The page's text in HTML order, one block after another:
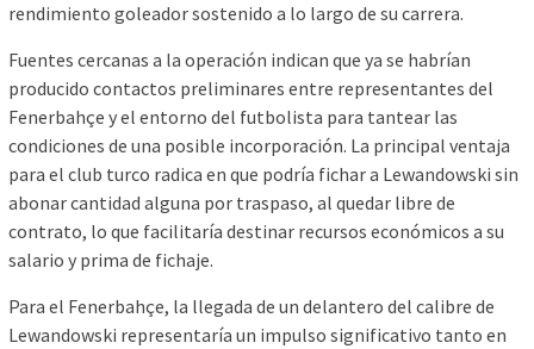
rendimiento goleador sostenido a lo largo de su carrera.
Fuentes cercanas a la operación indican que ya se habrían
producido contactos preliminares entre representantes del
Fenerbahçe y el entorno del futbolista para tantear las
condiciones de una posible incorporación. La principal ventaja
para el club turco radica en que podría fichar a Lewandowski sin
abonar cantidad alguna por traspaso, al quedar libre de
contrato, lo que facilitaría destinar recursos económicos a su
salario y prima de fichaje.
Para el Fenerbahçe, la llegada de un delantero del calibre de
Lewandowski representaría un impulso significativo tanto en